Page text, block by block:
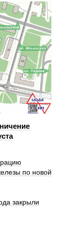
по новой
закрыли